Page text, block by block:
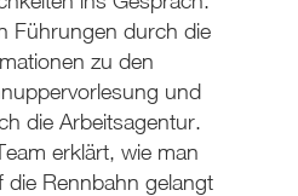
Führungen durch die
zu den
und
die Arbeitsagentur.
erklärt, wie man
die Rennbahn gelangt